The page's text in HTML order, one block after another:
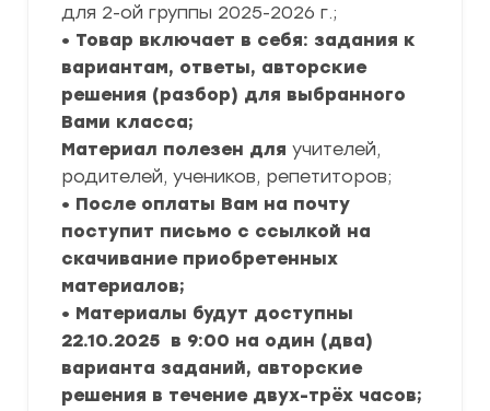
для 2-ой группы 2025-2026 г.;
• Товар включает в себя: задания к
вариантам, ответы, авторские
решения (разбор) для выбранного
Вами класса;
Материал полезен для учителей,
родителей, учеников, репетиторов;
• После оплаты Вам на почту
поступит письмо с ссылкой на
скачивание приобретенных
материалов;
• Материалы будут доступны
22.10.2025 в 9:00 на один (два)
варианта заданий, авторские
решения в течение двух-трёх часов;